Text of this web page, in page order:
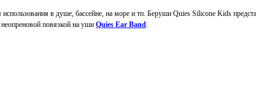
в душе, бассейне, на море и тп. Беруши Quies Silicone Kids
повязкой на уши Quies Ear Band